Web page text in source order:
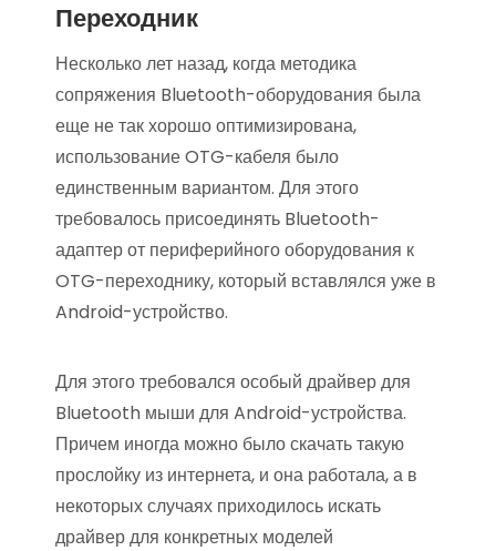
Переходник
Несколько лет назад, когда методика
сопряжения Bluetooth-оборудования была
еще не так хорошо оптимизирована,
использование OTG-кабеля было
единственным вариантом. Для этого
требовалось присоединять Bluetooth-
адаптер от периферийного оборудования к
OTG-переходнику, который вставлялся уже в
Android-устройство.
Для этого требовался особый драйвер для
Bluetooth мыши для Android-устройства.
Причем иногда можно было скачать такую
прослойку из интернета, и она работала, а в
некоторых случаях приходилось искать
драйвер для конкретных моделей